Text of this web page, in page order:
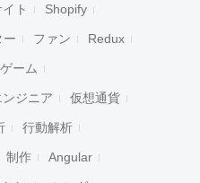
ト Shopify
ー ファン Redux
ゲーム
ジニア 仮想通貨
行動解析
制作 Angular